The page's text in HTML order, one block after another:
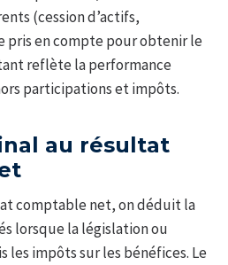
(cession d’actifs,
pris en compte pour obtenir le
reflète la performance
participations et impôts.
au résultat
comptable net, on déduit la
lorsque la législation ou
les impôts sur les bénéfices. Le